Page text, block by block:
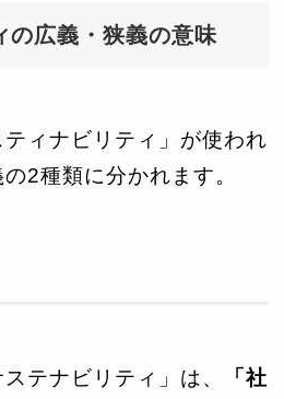
の広義・狭義の意味
ィナビリティ」が使われ
2種類に分かれます。
テナビリティ」は、
「社